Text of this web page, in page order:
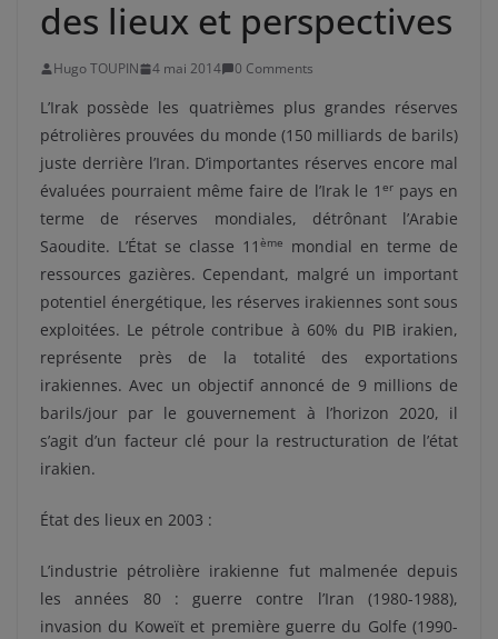
des lieux et perspectives
Hugo TOUPIN 4 mai 2014 0 Comments
L’Irak possède les quatrièmes plus grandes réserves
pétrolières prouvées du monde (150 milliards de barils)
juste derrière l’Iran. D’importantes réserves encore mal
évaluées pourraient même faire de l’Irak le 1 erpays en
terme de réserves mondiales, détrônant l’Arabie
Saoudite. L’État se classe 11 ème
mondial en terme de
ressources gazières. Cependant, malgré un important
potentiel énergétique, les réserves irakiennes sont sous
exploitées. Le pétrole contribue à 60% du PIB irakien,
représente près de la totalité des exportations
irakiennes. Avec un objectif annoncé de 9 millions de
barils/jour par le gouvernement à l’horizon 2020, il
s’agit d’un facteur clé pour la restructuration de l’état
irakien.
État des lieux en 2003 :
L’industrie pétrolière irakienne fut malmenée depuis
les années 80 : guerre contre l’Iran (1980-1988),
invasion du Koweït et première guerre du Golfe (1990-